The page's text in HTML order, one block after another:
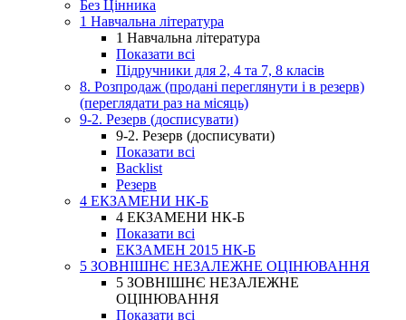
Без Цінника
1 Навчальна література
1 Навчальна література
Показати всі
Підручники для 2, 4 та 7, 8 класів
8. Розпродаж (продані переглянути і в резерв)
(переглядати раз на місяць)
9-2. Резерв (досписувати)
9-2. Резерв (досписувати)
Показати всі
Backlist
Резерв
4 ЕКЗАМЕНИ НК-Б
4 ЕКЗАМЕНИ НК-Б
Показати всі
ЕКЗАМЕН 2015 НК-Б
5 ЗОВНІШНЄ НЕЗАЛЕЖНЕ ОЦІНЮВАННЯ
5 ЗОВНІШНЄ НЕЗАЛЕЖНЕ
ОЦІНЮВАННЯ
Показати всі